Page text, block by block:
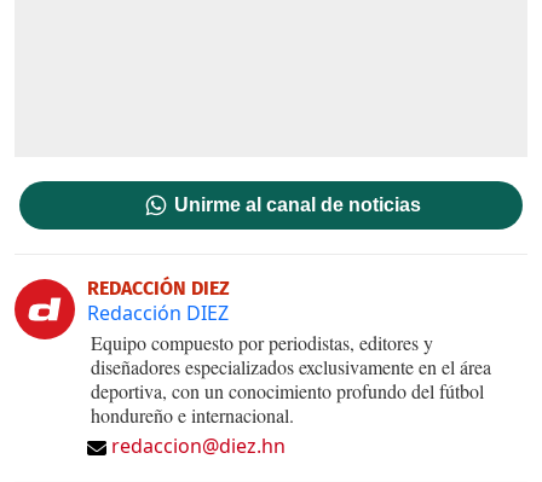
Unirme al canal de noticias
REDACCIÓN DIEZ
Redacción DIEZ
Equipo compuesto por periodistas, editores y
diseñadores especializados exclusivamente en el área
deportiva, con un conocimiento profundo del fútbol
hondureño e internacional.
redaccion@diez.hn